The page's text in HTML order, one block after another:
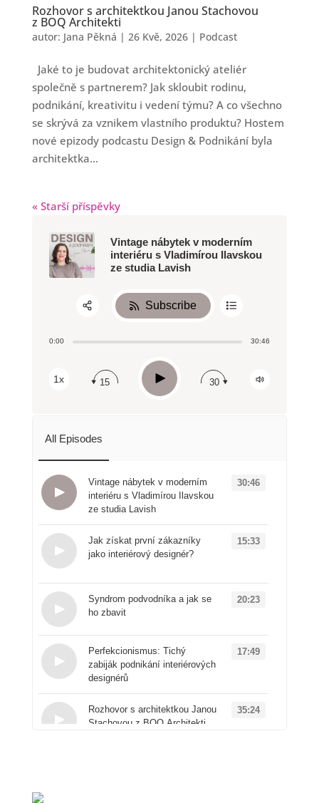
Rozhovor s architektkou Janou Stachovou
z BOQ Architekti
autor: Jana Pěkná | 26 Kvě, 2026| Podcast
Jaké to je budovat architektonický ateliér
společně s partnerem? Jak skloubit rodinu,
podnikání, kreativitu i vedení týmu? A co všechno
se skrývá za vznikem vlastního produktu? Hostem
nové epizody podcastu Design & Podnikání byla
architektka...
« Starší příspěvky
Vintage nábytek v moderním
interiéru s Vladimírou Ilavskou
ze studia Lavish
0:00 30:46
1x 15 Play 30
Subscribe
All Episodes
Vintage nábytek v moderním
interiéru s Vladimírou Ilavskou
ze studia Lavish
30:46
Jak získat první zákazníky
jako interiérový designér?
15:33
Syndrom podvodníka a jak se
ho zbavit
Loading...
20:23
Perfekcionismus: Tichý
zabiják podnikání interiérových
designérů
17:49
Rozhovor s architektkou Janou
Stachovou z BOQ Architekti
35:24
Share:
RSS
Apple Podcast
Spotify